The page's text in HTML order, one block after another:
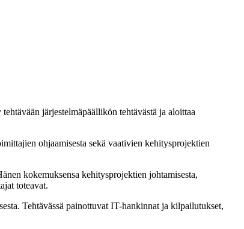
järjestelmäpäällikön tehtävästä ja aloittaa
ohjaamisesta sekä vaativien kehitysprojektien
kokemuksensa kehitysprojektien johtamisesta,
toteavat.
Tehtävässä painottuvat IT-hankinnat ja kilpailutukset,